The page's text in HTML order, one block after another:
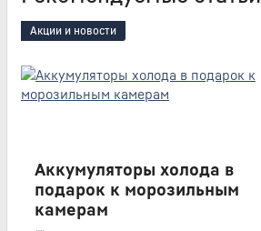
Акции и новости
Аккумуляторы холода в
подарок к морозильным
камерам